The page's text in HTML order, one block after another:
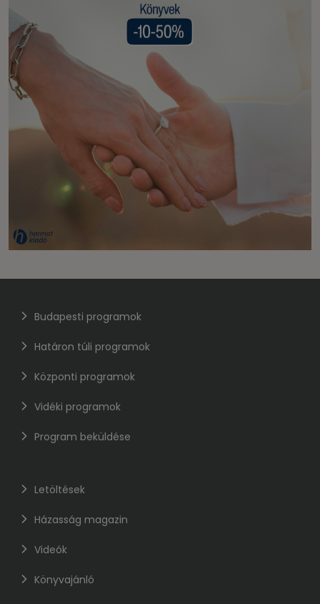
Budapesti programok
Határon túli programok
Központi programok
Vidéki programok
Program beküldése
Letöltések
Házasság magazin
Videók
Könyvajánló